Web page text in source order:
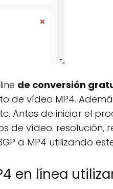
de conversión
de vídeo MP4.
Antes de iniciar el
de vídeo: resolución,
a MP4 utilizando
en línea